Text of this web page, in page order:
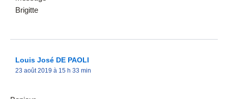
Brigitte
Louis José DE PAOLI
23 août 2019 à 15 h 33 min